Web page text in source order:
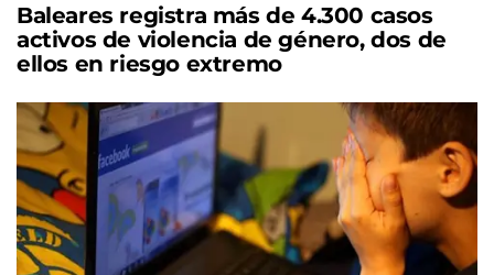
Baleares registra más de 4.300 casos
activos de violencia de género, dos de
ellos en riesgo extremo